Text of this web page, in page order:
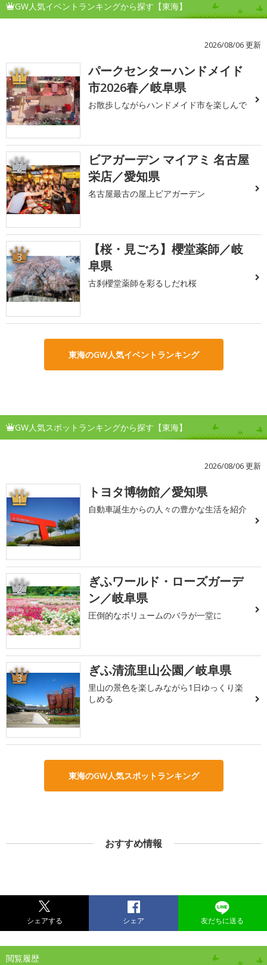
GW人気イベントランキングから探す【東海】
2026/08/06 更新
1
パークセンターハンドメイド
市2026春／岐阜県
お散歩しながらハンドメイド市を楽しんで
2
ビアガーデン マイアミ 名古屋
栄店／愛知県
名古屋最古の屋上ビアガーデン
3
【桜・見ごろ】櫻堂薬師／岐
阜県
古刹櫻堂薬師を彩るしだれ桜
東海のGW人気イベントランキング
GW人気スポットランキングから探す【東海】
2026/08/06 更新
1 トヨタ博物館／愛知県
自動車誕生からの人々の豊かな生活を紹介
2
ぎふワールド・ローズガーデ
ン／岐阜県
圧倒的なボリュームのバラが一堂に
3 ぎふ清流里山公園／岐阜県
里山の景色を楽しみながら1日ゆっくり楽
しめる
東海のGW人気スポットランキング
おすすめ情報
シェアする シェア 友だちに送る
閲覧履歴